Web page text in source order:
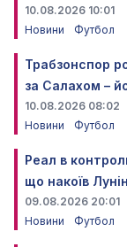
10.08.2026 10:01
Новини
Футбол
Трабзонспор
за Салахом –
10.08.2026 08:02
Новини
Футбол
Реал в
що накоїв
09.08.2026 20:01
Новини
Футбол